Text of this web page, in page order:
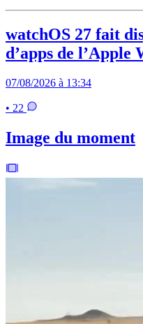
watchOS 27 fait
d’apps de l’Apple
07/08/2026 à 13:34
• 22
Image du moment